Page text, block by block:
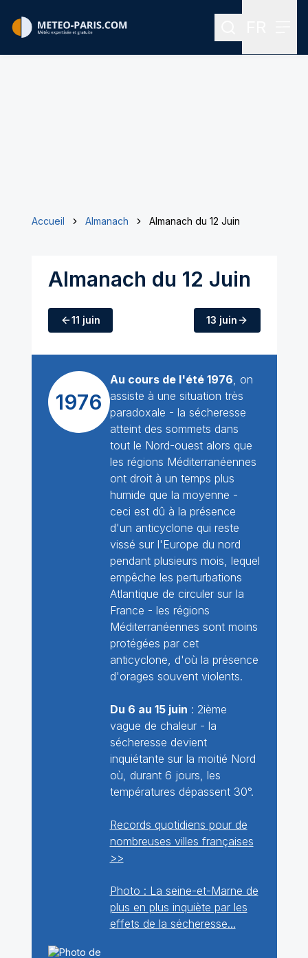
Rechercher
Accueil Almanach Almanach du 12 Juin
Almanach du 12 Juin
11 juin 13 juin
1976
Au cours de l'été 1976, on
assiste à une situation très
paradoxale - la sécheresse
atteint des sommets dans
tout le Nord-ouest alors que
les régions Méditerranéennes
ont droit à un temps plus
humide que la moyenne -
ceci est dû à la présence
d'un anticyclone qui reste
vissé sur l'Europe du nord
pendant plusieurs mois, lequel
empêche les perturbations
Atlantique de circuler sur la
France - les régions
Méditerranéennes sont moins
protégées par cet
anticyclone, d'où la présence
d'orages souvent violents.
Du 6 au 15 juin : 2ième
vague de chaleur - la
sécheresse devient
inquiétante sur la moitié Nord
où, durant 6 jours, les
températures dépassent 30°.
Records quotidiens pour de
nombreuses villes françaises
>>
Photo : La seine-et-Marne de
plus en plus inquiète par les
effets de la sécheresse...